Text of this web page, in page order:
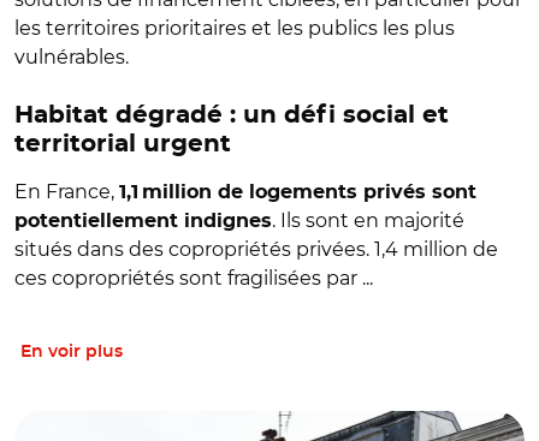
les territoires prioritaires et les publics les plus
vulnérables.
Habitat dégradé : un défi social et
territorial urgent
En France, 1,1 million de logements privés sont
potentiellement indignes. Ils sont en majorité
situés dans des copropriétés privées. 1,4 million de
ces copropriétés sont fragilisées par ...
En voir plus